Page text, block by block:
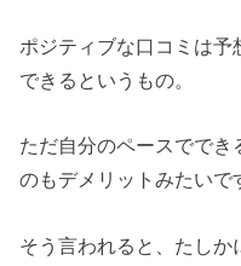
ポジティブな口コミは
できるというもの。
ただ自分のペースででき
のもデメリットみたいで
そう言われると、たし